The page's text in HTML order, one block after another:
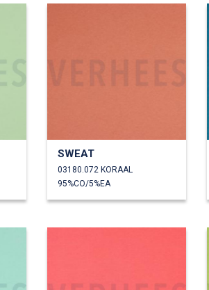
SWEAT
03180.072 KORAAL
95%CO/5%EA